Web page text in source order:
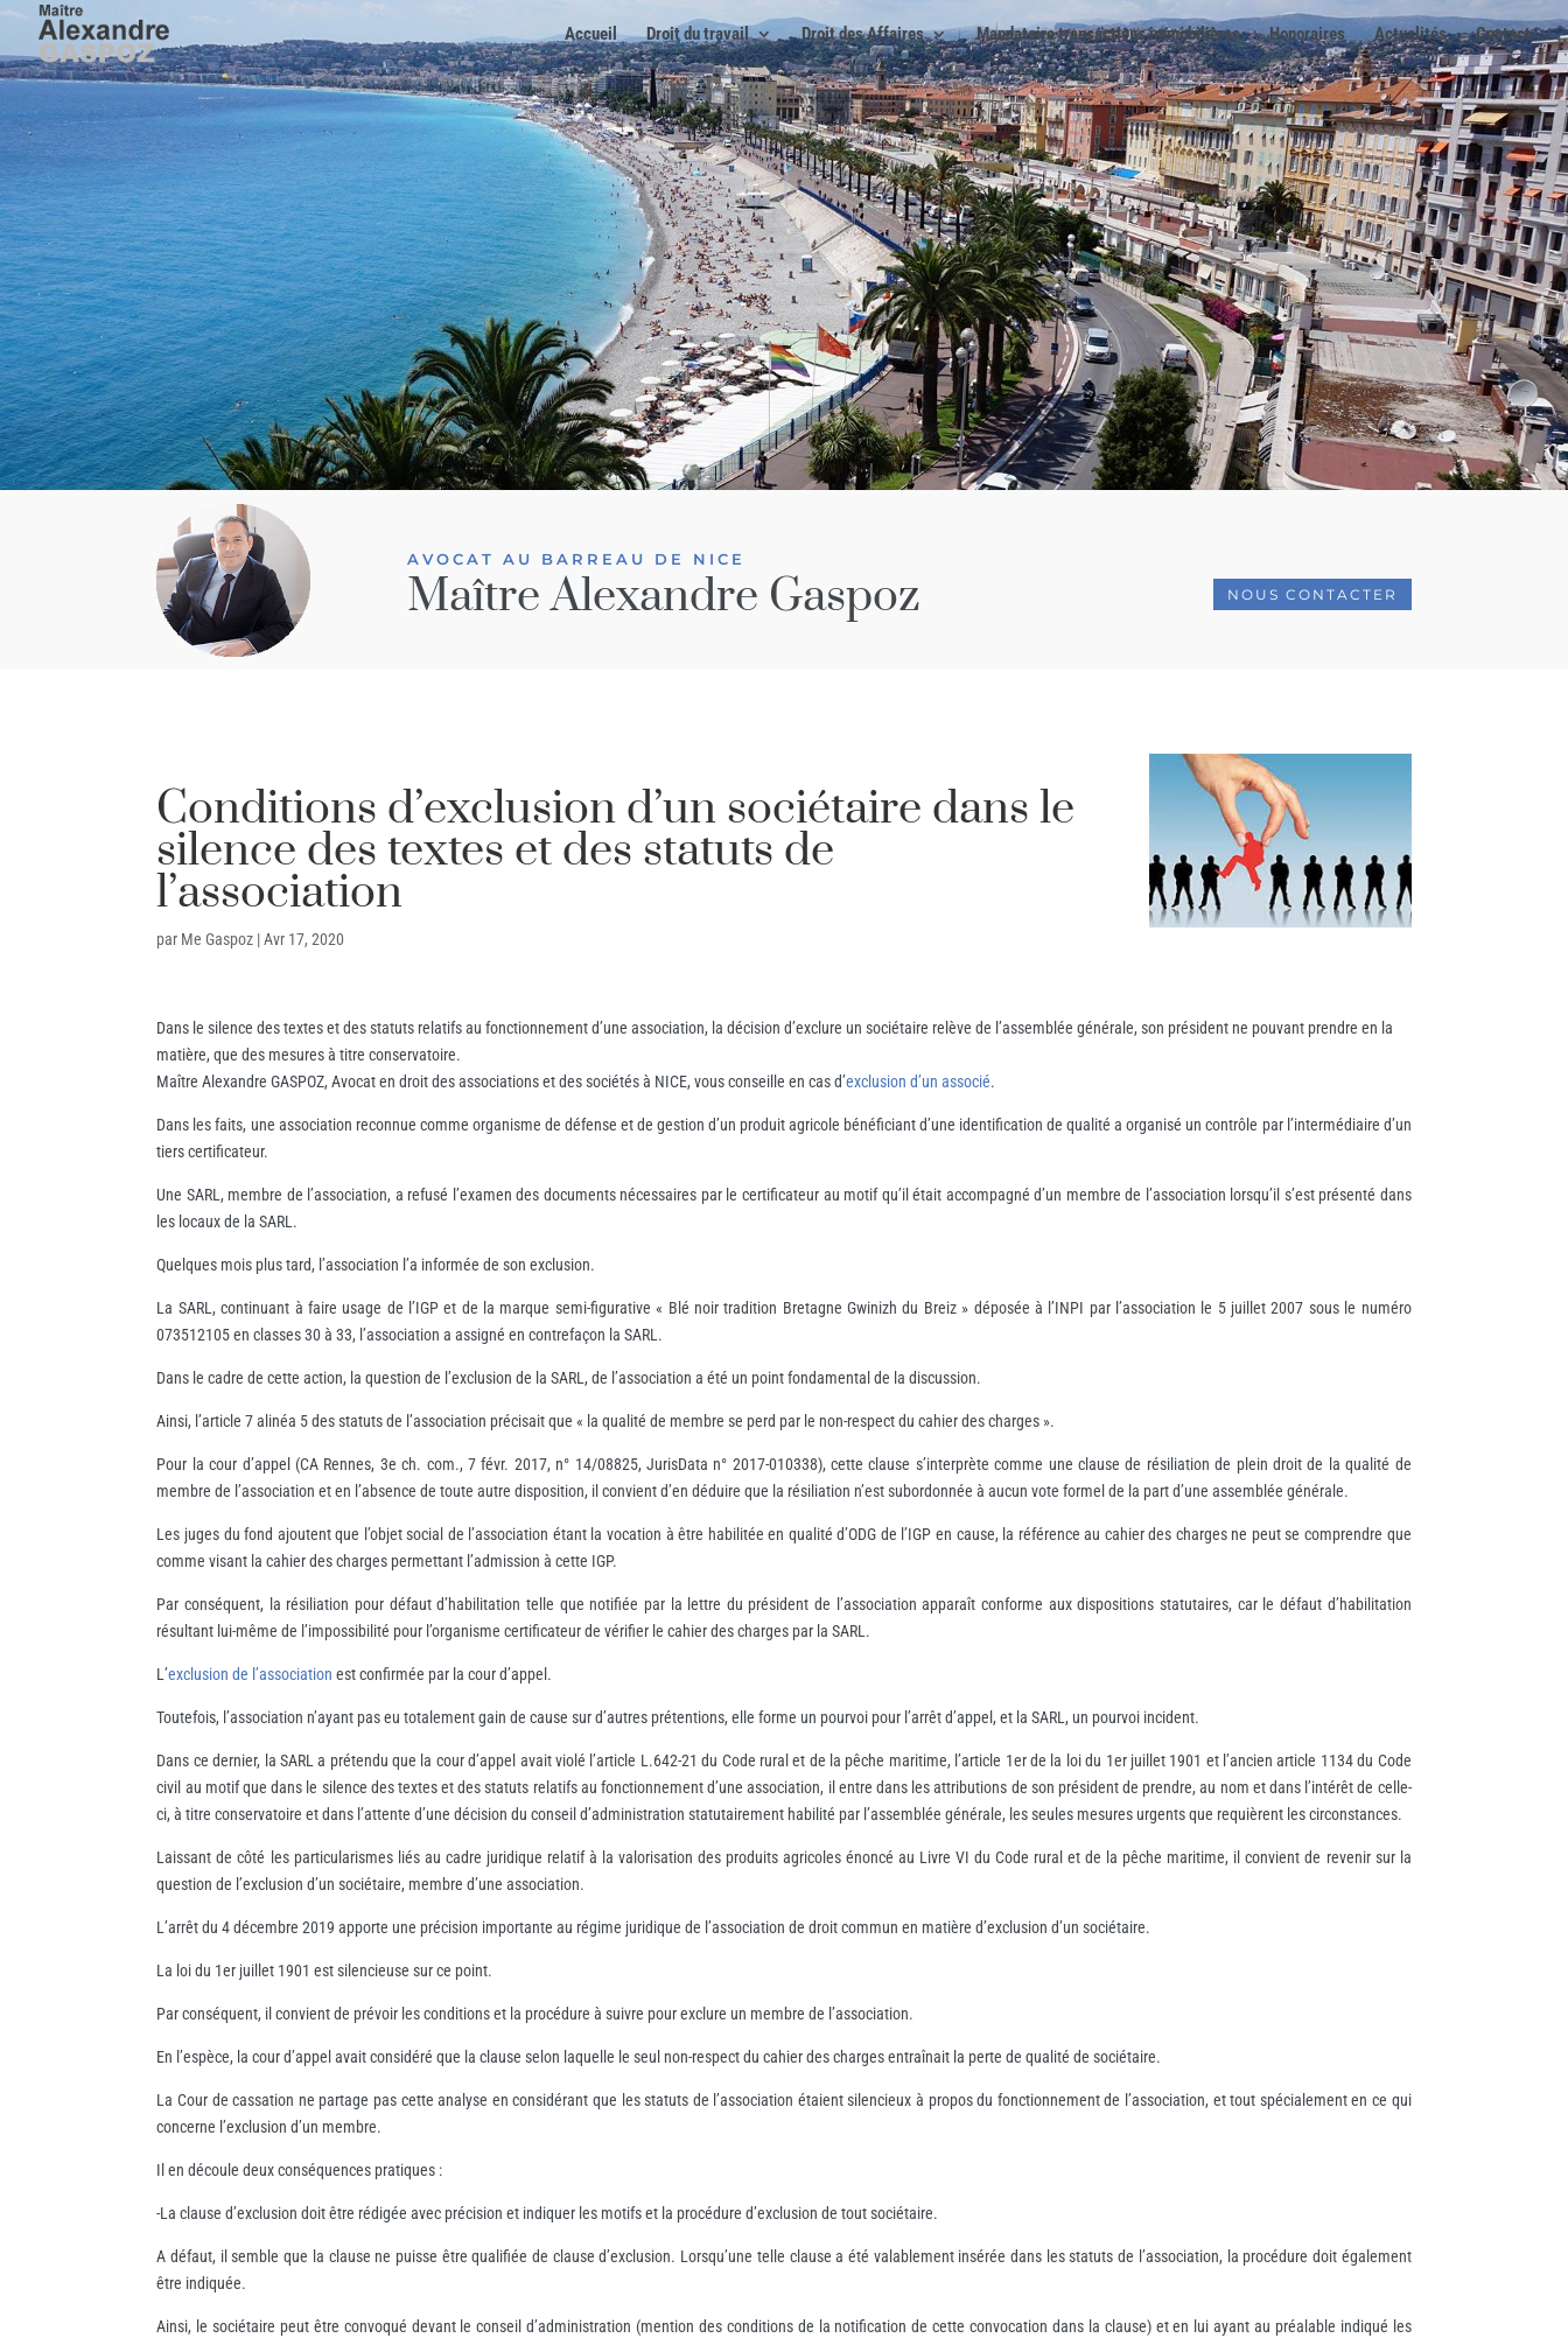
Accueil Droit du travail Droit des Affaires Mandataire transactions immobilières Honoraires Actualités Contact
AVOCAT AU BARREAU DE NICE
Maître Alexandre Gaspoz NOUS CONTACTER
Conditions d’exclusion d’un sociétaire dans le
silence des textes et des statuts de
l’association
par Me Gaspoz |Avr 17, 2020
Dans le silence des textes et des statuts relatifs au fonctionnement d’une association, la décision d’exclure un sociétaire relève de l’assemblée générale, son président ne pouvant prendre en la
matière, que des mesures à titre conservatoire.
Maître Alexandre GASPOZ, Avocat en droit des associations et des sociétés à NICE, vous conseille en cas d’exclusion d’un associé.
Dans les faits, une association reconnue comme organisme de défense et de gestion d’un produit agricole bénéficiant d’une identification de qualité a organisé un contrôle par l’intermédiaire d’un
tiers certificateur.
Une SARL, membre de l’association, a refusé l’examen des documents nécessaires par le certificateur au motif qu’il était accompagné d’un membre de l’association lorsqu’il s’est présenté dans
les locaux de la SARL.
Quelques mois plus tard, l’association l’a informée de son exclusion.
La SARL, continuant à faire usage de l’IGP et de la marque semi-figurative « Blé noir tradition Bretagne Gwinizh du Breiz » déposée à l’INPI par l’association le 5 juillet 2007 sous le numéro
073512105 en classes 30 à 33, l’association a assigné en contrefaçon la SARL.
Dans le cadre de cette action, la question de l’exclusion de la SARL, de l’association a été un point fondamental de la discussion.
Ainsi, l’article 7 alinéa 5 des statuts de l’association précisait que « la qualité de membre se perd par le non-respect du cahier des charges ».
Pour la cour d’appel (CA Rennes, 3e ch. com., 7 févr. 2017, n° 14/08825, JurisData n° 2017-010338), cette clause s’interprète comme une clause de résiliation de plein droit de la qualité de
membre de l’association et en l’absence de toute autre disposition, il convient d’en déduire que la résiliation n’est subordonnée à aucun vote formel de la part d’une assemblée générale.
Les juges du fond ajoutent que l’objet social de l’association étant la vocation à être habilitée en qualité d’ODG de l’IGP en cause, la référence au cahier des charges ne peut se comprendre que
comme visant la cahier des charges permettant l’admission à cette IGP.
Par conséquent, la résiliation pour défaut d’habilitation telle que notifiée par la lettre du président de l’association apparaît conforme aux dispositions statutaires, car le défaut d’habilitation
résultant lui-même de l’impossibilité pour l’organisme certificateur de vérifier le cahier des charges par la SARL.
L’exclusion de l’association est confirmée par la cour d’appel.
Toutefois, l’association n’ayant pas eu totalement gain de cause sur d’autres prétentions, elle forme un pourvoi pour l’arrêt d’appel, et la SARL, un pourvoi incident.
Dans ce dernier, la SARL a prétendu que la cour d’appel avait violé l’article L.642-21 du Code rural et de la pêche maritime, l’article 1er de la loi du 1er juillet 1901 et l’ancien article 1134 du Code
civil au motif que dans le silence des textes et des statuts relatifs au fonctionnement d’une association, il entre dans les attributions de son président de prendre, au nom et dans l’intérêt de celle-
ci, à titre conservatoire et dans l’attente d’une décision du conseil d’administration statutairement habilité par l’assemblée générale, les seules mesures urgents que requièrent les circonstances.
Laissant de côté les particularismes liés au cadre juridique relatif à la valorisation des produits agricoles énoncé au Livre VI du Code rural et de la pêche maritime, il convient de revenir sur la
question de l’exclusion d’un sociétaire, membre d’une association.
L’arrêt du 4 décembre 2019 apporte une précision importante au régime juridique de l’association de droit commun en matière d’exclusion d’un sociétaire.
La loi du 1er juillet 1901 est silencieuse sur ce point.
Par conséquent, il convient de prévoir les conditions et la procédure à suivre pour exclure un membre de l’association.
En l’espèce, la cour d’appel avait considéré que la clause selon laquelle le seul non-respect du cahier des charges entraînait la perte de qualité de sociétaire.
La Cour de cassation ne partage pas cette analyse en considérant que les statuts de l’association étaient silencieux à propos du fonctionnement de l’association, et tout spécialement en ce qui
concerne l’exclusion d’un membre.
Il en découle deux conséquences pratiques :
-La clause d’exclusion doit être rédigée avec précision et indiquer les motifs et la procédure d’exclusion de tout sociétaire.
A défaut, il semble que la clause ne puisse être qualifiée de clause d’exclusion. Lorsqu’une telle clause a été valablement insérée dans les statuts de l’association, la procédure doit également
être indiquée.
Ainsi, le sociétaire peut être convoqué devant le conseil d’administration (mention des conditions de la notification de cette convocation dans la clause) et en lui ayant au préalable indiqué les